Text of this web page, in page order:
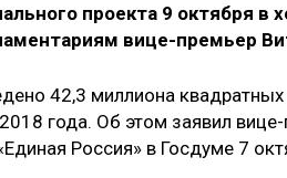
проекта 9 октября в
вице-премьер
42,3 миллиона
года. Об этом заявил
Россия» в Госдуме 7